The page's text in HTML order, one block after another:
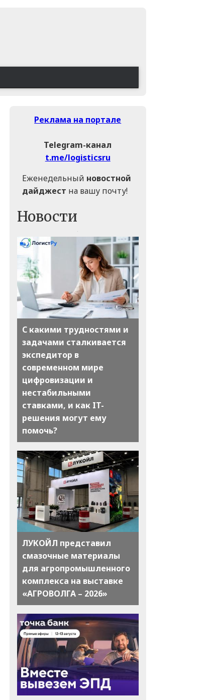
Реклама на портале
Telegram-канал
t.me/logisticsru
Еженедельный новостной
дайджест на вашу почту!
Новости
С какими трудностями и
задачами сталкивается
экспедитор в
современном мире
цифровизации и
нестабильными
ставками, и как IT-
решения могут ему
помочь?
ЛУКОЙЛ представил
смазочные материалы
для агропромышленного
комплекса на выставке
«АГРОВОЛГА – 2026»